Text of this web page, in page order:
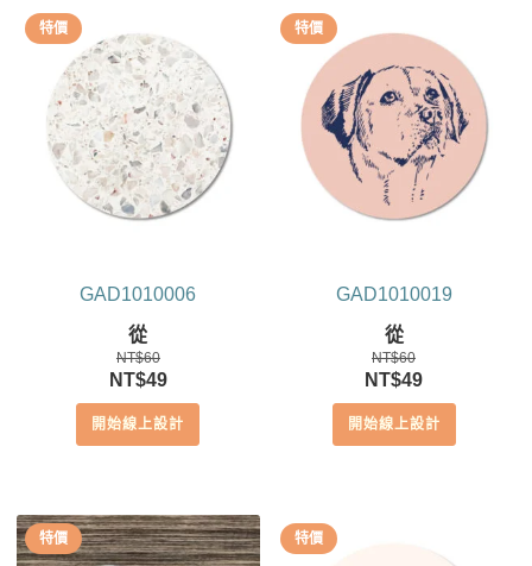
特價
GAD1010006
從
NT$60
原
始
價
NT$49目
前
價
開始線上設計
特價
GAD1010019
從
NT$60
原
始
價
NT$49目
前
價
開始線上設計
特價 特價